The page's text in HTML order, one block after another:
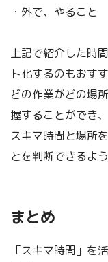
・外で、 やること
上記で紹介した時
ト化するのもおす
どの作業がどの場
握することができ、
スキマ時間と場所
とを判断できるよ
まとめ
「スキマ時間」を